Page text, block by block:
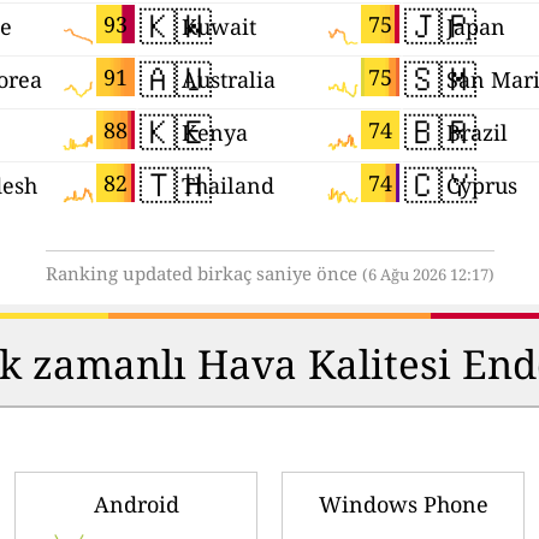
93
91
88
82
🇰🇼 75
Kuwait
🇦🇺 75
Australia
🇰🇪 74
Kenya
🇹🇭 74
Thailand
🇯🇵Japan
🇸🇲
San
🇧🇷Brazil
🇨🇾Cyprus
Ranking updated birkaç saniye önce (6 Ağu 2026 12:17)
zamanlı Hava Kalitesi
Android Windows Phone